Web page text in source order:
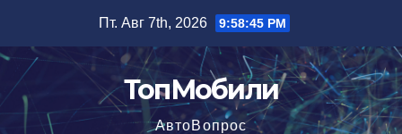
содержимому
Пт. Авг 7th, 2026 9:58:46 PM
ТопМобили
АвтоВопрос